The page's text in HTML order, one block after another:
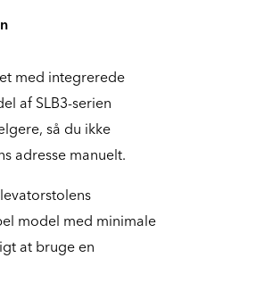
med integrerede
af SLB3-serien
så du ikke
adresse manuelt.
model med minimale
at bruge en